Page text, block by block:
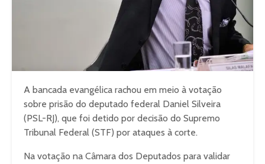
A bancada evangélica rachou em meio à votação
sobre prisão do deputado federal Daniel Silveira
(PSL-RJ), que foi detido por decisão do Supremo
Tribunal Federal (STF) por ataques à corte.
Na votação na Câmara dos Deputados para validar